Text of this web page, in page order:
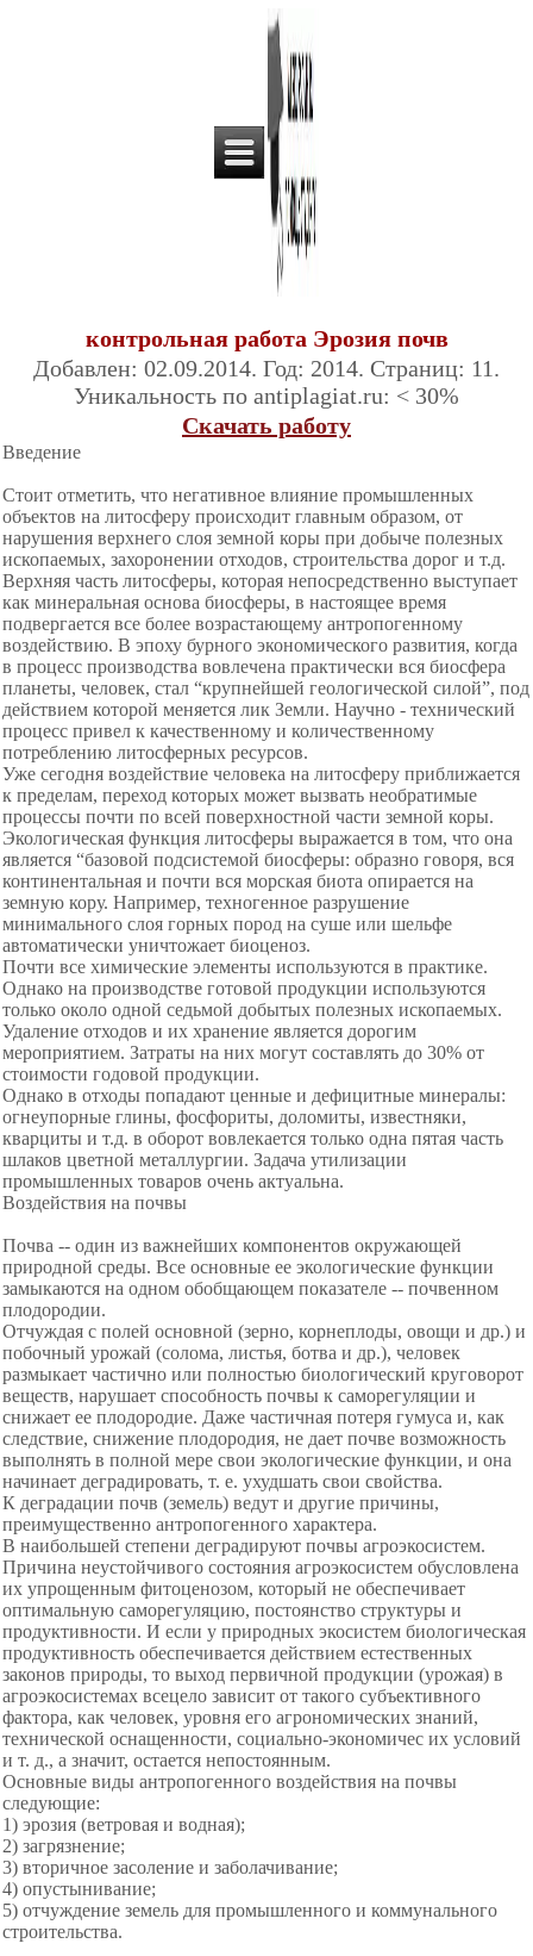
контрольная работа Эрозия почв
Добавлен: 02.09.2014. Год: 2014. Страниц: 11.
Уникальность по antiplagiat.ru: < 30%
Скачать работу
Введение
Стоит отметить, что негативное влияние промышленных
объектов на литосферу происходит главным образом, от
нарушения верхнего слоя земной коры при добыче полезных
ископаемых, захоронении отходов, строительства дорог и т.д.
Верхняя часть литосферы, которая непосредственно выступает
как минеральная основа биосферы, в настоящее время
подвергается все более возрастающему антропогенному
воздействию. В эпоху бурного экономического развития, когда
в процесс производства вовлечена практически вся биосфера
планеты, человек, стал “крупнейшей геологической силой”, под
действием которой меняется лик Земли. Научно - технический
процесс привел к качественному и количественному
потреблению литосферных ресурсов.
Уже сегодня воздействие человека на литосферу приближается
к пределам, переход которых может вызвать необратимые
процессы почти по всей поверхностной части земной коры.
Экологическая функция литосферы выражается в том, что она
является “базовой подсистемой биосферы: образно говоря, вся
континентальная и почти вся морская биота опирается на
земную кору. Например, техногенное разрушение
минимального слоя горных пород на суше или шельфе
автоматически уничтожает биоценоз.
Почти все химические элементы используются в практике.
Однако на производстве готовой продукции используются
только около одной седьмой добытых полезных ископаемых.
Удаление отходов и их хранение является дорогим
мероприятием. Затраты на них могут составлять до 30% от
стоимости годовой продукции.
Однако в отходы попадают ценные и дефицитные минералы:
огнеупорные глины, фосфориты, доломиты, известняки,
кварциты и т.д. в оборот вовлекается только одна пятая часть
шлаков цветной металлургии. Задача утилизации
промышленных товаров очень актуальна.
Воздействия на почвы
Почва -- один из важнейших компонентов окружающей
природной среды. Все основные ее экологические функции
замыкаются на одном обобщающем показателе -- почвенном
плодородии.
Отчуждая с полей основной (зерно, корнеплоды, овощи и др.) и
побочный урожай (солома, листья, ботва и др.), человек
размыкает частично или полностью биологический круговорот
веществ, нарушает способность почвы к саморегуляции и
снижает ее плодородие. Даже частичная потеря гумуса и, как
следствие, снижение плодородия, не дает почве возможность
выполнять в полной мере свои экологические функции, и она
начинает деградировать, т. е. ухудшать свои свойства.
К деградации почв (земель) ведут и другие причины,
преимущественно антропогенного характера.
В наибольшей степени деградируют почвы агроэкосистем.
Причина неустойчивого состояния агроэкосистем обусловлена
их упрощенным фитоценозом, который не обеспечивает
оптимальную саморегуляцию, постоянство структуры и
продуктивности. И если у природных экосистем биологическая
продуктивность обеспечивается действием естественных
законов природы, то выход первичной продукции (урожая) в
агроэкосистемах всецело зависит от такого субъективного
фактора, как человек, уровня его агрономических знаний,
технической оснащенности, социально-экономичес их условий
и т. д., а значит, остается непостоянным.
Основные виды антропогенного воздействия на почвы
следующие:
1) эрозия (ветровая и водная);
2) загрязнение;
3) вторичное засоление и заболачивание;
4) опустынивание;
5) отчуждение земель для промышленного и коммунального
строительства.